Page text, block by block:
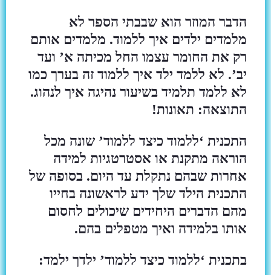
הדבר המוזר הוא שבבתי הספר לא
מלמדים ילדים איך ללמוד. מלמדים אותם
רק את החומר עצמו החל מכיתה א’ ועד
יב’. לא ללמד ילד איך ללמוד זה בערך כמו
לא ללמד תלמיד בשיעור נהיגה איך לנהוג.
התוצאה: תאונות!
התכנית ‘ללמוד כיצד ללמוד’ שונה מכל
הוראה מתקנת או אסטרטגיות למידה
אחרות שבהם נתקלת עד היום. בסופה של
התכנית הילד שלך ידע לראשונה בחייו
מהם הדברים היחידים שיכולים לחסום
אותו בלמידה ואיך מטפלים בהם.
בתכנית ‘ללמוד כיצד ללמוד’ ילדך ילמד: